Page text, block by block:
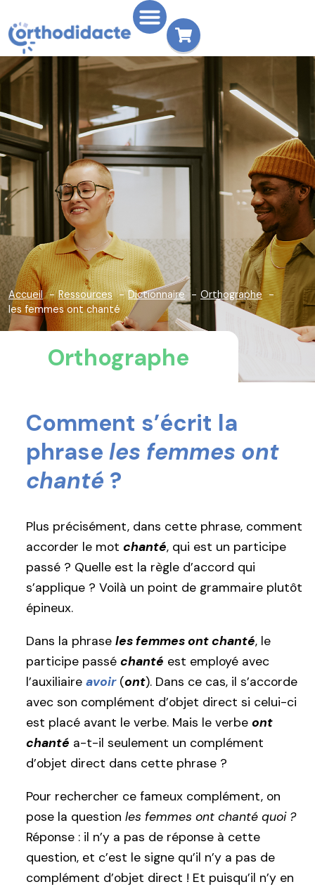
Accueil Ressources Dictionnaire
Orthographe
les femmes ont chanté
Orthographe
Comment s’écrit la
phrase les femmes ont
chanté ?
Plus précisément, dans cette phrase, comment
accorder le mot chanté, qui est un participe
passé ? Quelle est la règle d’accord qui
s’applique ? Voilà un point de grammaire plutôt
épineux.
Dans la phrase les femmes ont chanté, le
participe passé chanté est employé avec
l’auxiliaire avoir(ont). Dans ce cas, il s’accorde
avec son complément d’objet direct si celui-ci
est placé avant le verbe. Mais le verbe ont
chanté a-t-il seulement un complément
d’objet direct dans cette phrase ?
Pour rechercher ce fameux complément, on
pose la question les femmes ont chanté quoi ?
Réponse : il n’y a pas de réponse à cette
question, et c’est le signe qu’il n’y a pas de
complément d’objet direct ! Et puisqu’il n’y en